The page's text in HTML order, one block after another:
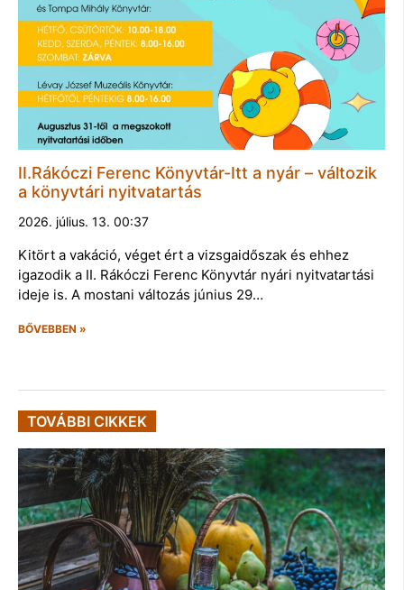
II.Rákóczi Ferenc Könyvtár-Itt a nyár – változik
a könyvtári nyitvatartás
2026. július. 13. 00:37
Kitört a vakáció, véget ért a vizsgaidőszak és ehhez
igazodik a II. Rákóczi Ferenc Könyvtár nyári nyitvatartási
ideje is. A mostani változás június 29…
BŐVEBBEN »
TOVÁBBI CIKKEK